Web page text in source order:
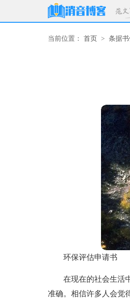
当前位置： 首页 > 条据书
环保评估申请书
在现在的社会生活
准确。相信许多人会觉